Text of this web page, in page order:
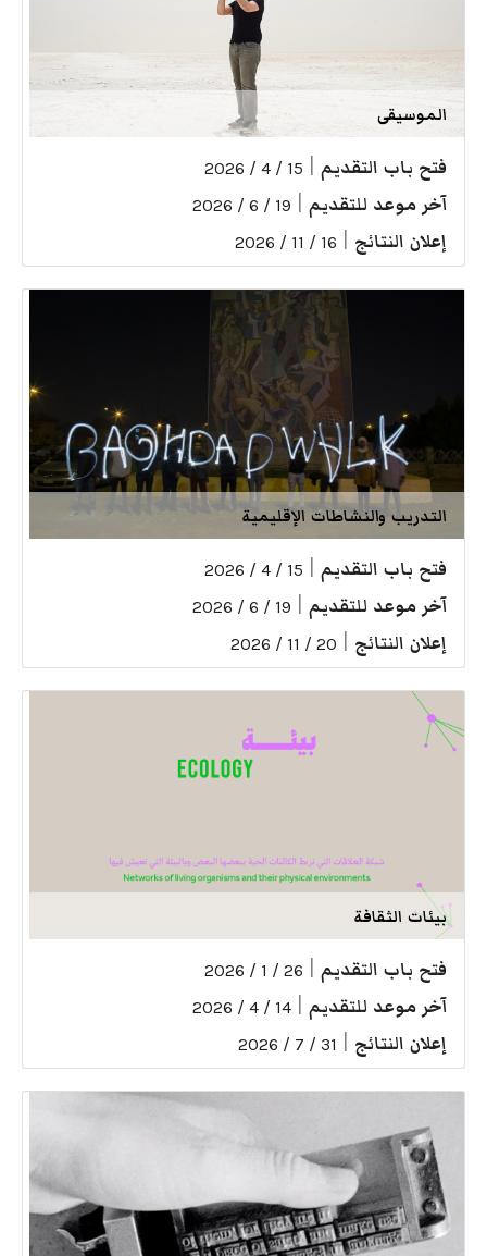
الموسيقى
فتح باب التقديم 15 / 4 / 2026
آخر موعد للتقديم 19 / 6 / 2026
إعلان النتائج 16 / 11 / 2026
التدريب والنشاطات الإقليمية
فتح باب التقديم 15 / 4 / 2026
آخر موعد للتقديم 19 / 6 / 2026
إعلان النتائج 20 / 11 / 2026
بيئات الثقافة
فتح باب التقديم 26 / 1 / 2026
آخر موعد للتقديم 14 / 4 / 2026
إعلان النتائج 31 / 7 / 2026